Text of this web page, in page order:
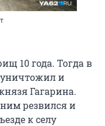
10 года. Тогда в
уничтожил и
Гагарина.
резвился и
к селу